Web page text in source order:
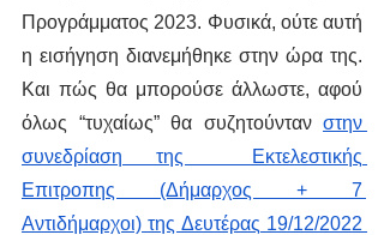
Προγράμματος 2023. Φυσικά, ούτε αυτή
η εισήγηση διανεμήθηκε στην ώρα της.
Και πώς θα μπορούσε άλλωστε, αφού
όλως “τυχαίως” θα συζητούνταν στην
συνεδρίαση της  Εκτελεστικής
Επιτροπης (Δήμαρχος + 7
Αντιδήμαρχοι) της Δευτέρας 19/12/2022